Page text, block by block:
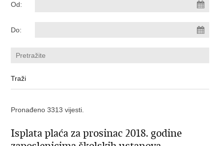
Od:
Do:
Pronađeno 3313 vijesti.
Isplata plaća za prosinac 2018. godine